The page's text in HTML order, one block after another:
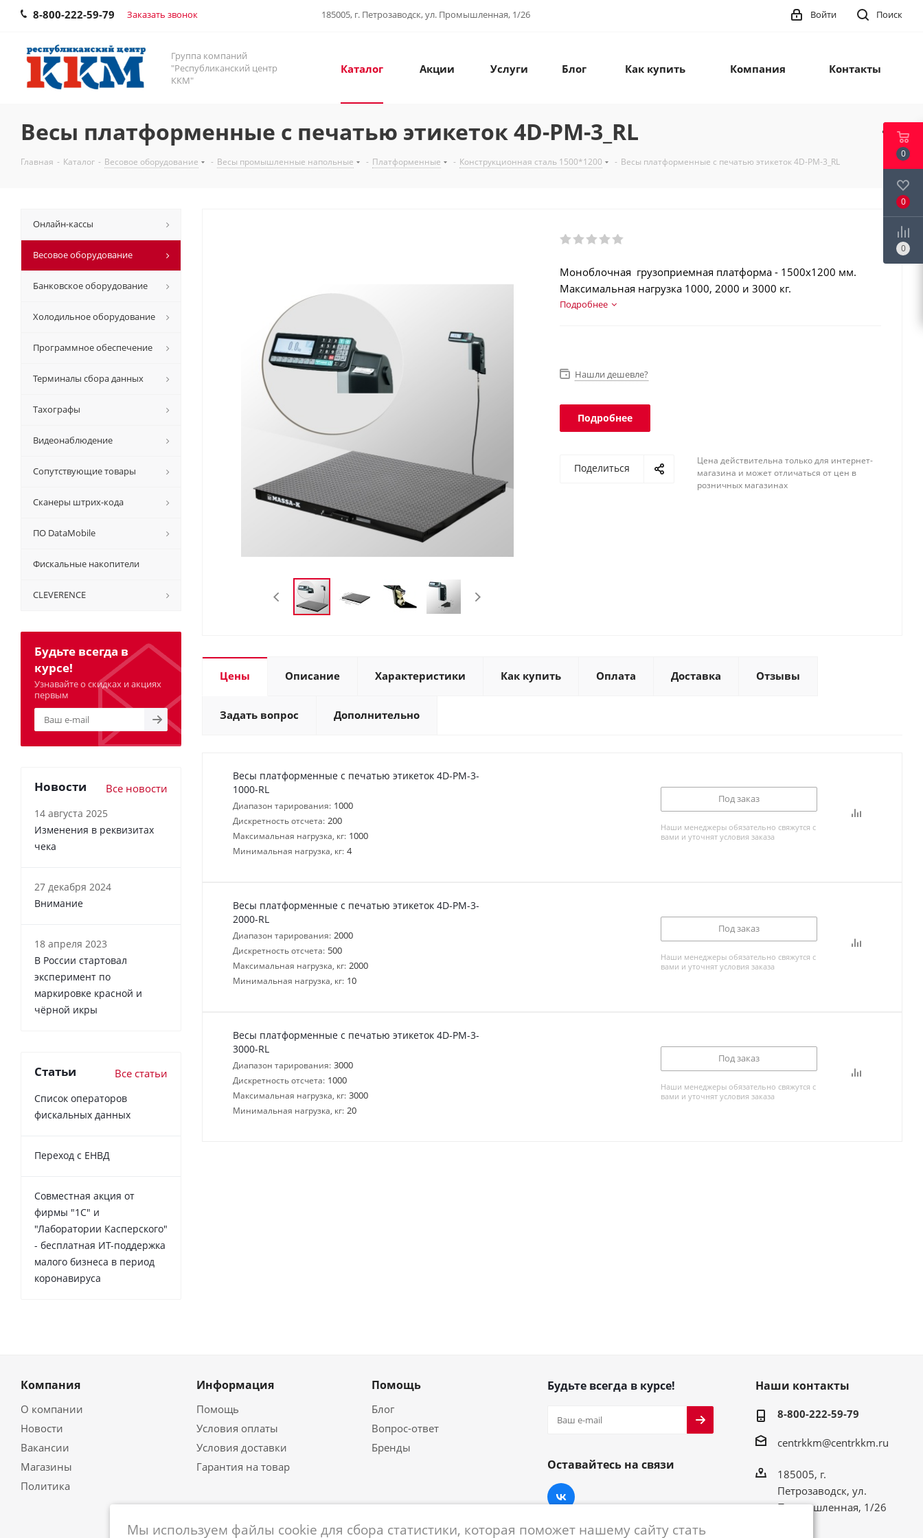
8-800-222-59-79 Заказать звонок 185005, г. Петрозаводск, ул. Промышленная, 1/26 Поиск
Войти
Группа компаний
"Республиканский центр
ККМ"
Каталог Акции Услуги Блог Как купить Компания Контакты
Весы платформенные с печатью этикеток 4D-PM-3_RL
Главная - Каталог - Весовое оборудование - Весы промышленные напольные - Платформенные - Конструкционная сталь 1500*1200 - Весы платформенные с печатью этикеток 4D-PM-3_RL
Моноблочная грузоприемная платформа - 1500х1200 мм.
Максимальная нагрузка 1000, 2000 и 3000 кг.
Конструкционная сталь. Этикетки с шк (EAN13…EAN128, GS1
Подробнее
Нашли дешевле?
Подробнее
Поделиться
Цена действительна только для интернет-
магазина и может отличаться от цен в
розничных магазинах
Цены Описание Характеристики Как купить Оплата Доставка Отзывы
Задать вопрос Дополнительно
Весы платформенные с печатью этикеток 4D-PM-3-
1000-RL
Диапазон тарирования: 1000
Дискретность отсчета: 200
Максимальная нагрузка, кг: 1000
Минимальная нагрузка, кг: 4
Под заказ
Наши менеджеры обязательно свяжутся с
вами и уточнят условия заказа
Весы платформенные с печатью этикеток 4D-PM-3-
2000-RL
Диапазон тарирования: 2000
Дискретность отсчета: 500
Максимальная нагрузка, кг: 2000
Минимальная нагрузка, кг: 10
Под заказ
Наши менеджеры обязательно свяжутся с
вами и уточнят условия заказа
Весы платформенные с печатью этикеток 4D-PM-3-
3000-RL
Диапазон тарирования: 3000
Дискретность отсчета: 1000
Максимальная нагрузка, кг: 3000
Минимальная нагрузка, кг: 20
Под заказ
Наши менеджеры обязательно свяжутся с
вами и уточнят условия заказа
Онлайн-кассы
Весовое оборудование
Банковское оборудование
Холодильное оборудование
Программное обеспечение
Терминалы сбора данных
Тахографы
Видеонаблюдение
Сопутствующие товары
Сканеры штрих-кода
ПО DataMobile
Фискальные накопители
CLEVERENCE
Будьте всегда в
курсе!
Узнавайте о скидках и акциях
первым
Новости Все новости
14 августа 2025
Изменения в реквизитах
чека
27 декабря 2024
Внимание
18 апреля 2023
В России cтартовал
эксперимент по
маркировке красной и
чёрной икры
Статьи Все статьи
Список операторов
фискальных данных
Переход с ЕНВД
Совместная акция от
фирмы "1С" и
"Лаборатории Касперского"
- бесплатная ИТ-поддержка
малого бизнеса в период
коронавируса
Компания
О компании
Новости
Вакансии
Магазины
Политика
Информация
Помощь
Условия оплаты
Условия доставки
Гарантия на товар
Помощь
Блог
Вопрос-ответ
Бренды
Будьте всегда в курсе!
Оставайтесь на связи
Наши контакты
8-800-222-59-79
centrkkm@centrkkm.ru
185005, г.
Петрозаводск, ул.
Промышленная, 1/26
Мы используем файлы cookie для сбора статистики, которая поможет нашему сайту стать
0
0
0